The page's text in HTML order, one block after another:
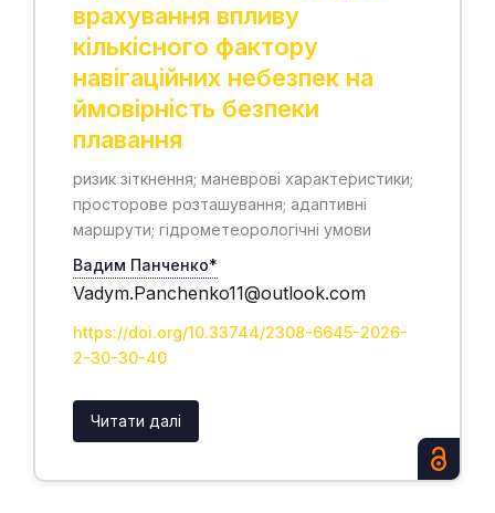
врахування впливу
кількісного фактору
навігаційних небезпек на
ймовірність безпеки
плавання
ризик зіткнення; маневрові характеристики;
просторове розташування; адаптивні
маршрути; гідрометеорологічні умови
Вадим Панченко*
Vadym.Panchenko11@outlook.com
https://doi.org/10.33744/2308-6645-2026-
2-30-30-40
Читати далі